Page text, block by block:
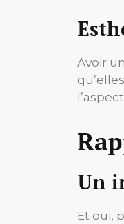
Avoir
Un
Et oui,